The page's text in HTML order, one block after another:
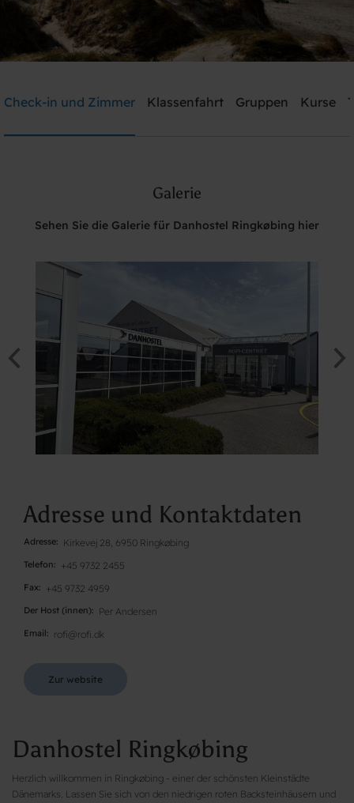
Brauchen Sie Hilfe? rufen Sie: +45 9732 2455
Check-in und Zimmer Klassenfahrt Gruppen Kurse
Galerie
Sehen Sie die Galerie für Danhostel Ringkøbing hier
Adresse und Kontaktdaten
Adresse Kirkevej 28, 6950 Ringkøbing
Telefon +45 9732 2455
Fax +45 9732 4959
Der Host (innen) Per Andersen
Email rofi@rofi.dk
Zur website
Danhostel Ringkøbing
Herzlich willkommen in Ringkøbing - einer der schönsten Kleinstädte
Dänemarks. Lassen Sie sich von den niedrigen roten Backsteinhäusern und